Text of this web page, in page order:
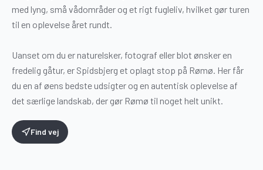
med lyng, små vådområder og et rigt fugleliv, hvilket gør turen
til en oplevelse året rundt.
Uanset om du er naturelsker, fotograf eller blot ønsker en
fredelig gåtur, er Spidsbjerg et oplagt stop på Rømø. Her får
du en af øens bedste udsigter og en autentisk oplevelse af
det særlige landskab, der gør Rømø til noget helt unikt.
Find vej